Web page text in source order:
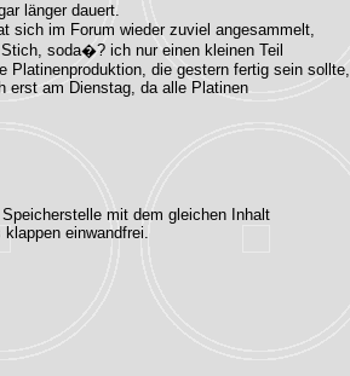
länger dauert.
sich im Forum wieder zuviel angesammelt,
soda�? ich nur einen kleinen Teil
Platinenproduktion, die gestern fertig sein sollte,
erst am Dienstag, da alle Platinen
mit dem gleichen Inhalt
einwandfrei.